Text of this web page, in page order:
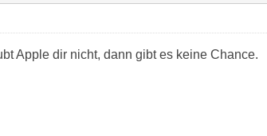
Apple dir nicht, dann gibt es keine Chance.